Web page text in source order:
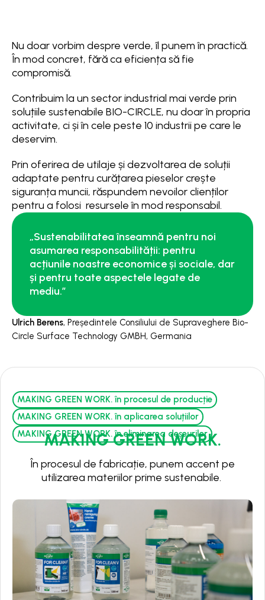
Nu doar vorbim despre verde, îl punem în practică.
În mod concret, fără ca eficiența să fie
compromisă.
Contribuim la un sector industrial mai verde prin
soluțiile sustenabile BIO-CIRCLE, nu doar în propria
activitate, ci și în cele peste 10 industrii pe care le
deservim.
Prin oferirea de utilaje și dezvoltarea de soluții
adaptate pentru curățarea pieselor crește
siguranța muncii, răspundem nevoilor clienților
pentru a folosi resursele în mod responsabil.
„Sustenabilitatea înseamnă pentru noi
asumarea responsabilității: pentru
acțiunile noastre economice și sociale, dar
și pentru toate aspectele legate de
mediu.”
Ulrich Berens, Președintele Consiliului de Supraveghere Bio-
Circle Surface Technology GMBH, Germania
MAKING GREEN WORK. în procesul de producție
MAKING GREEN WORK. în aplicarea soluțiilor
MAKING GREEN WORK. în eliminarea deșeurilor
MAKING GREEN WORK.
În procesul de fabricație, punem accent pe
utilizarea materiilor prime sustenabile.